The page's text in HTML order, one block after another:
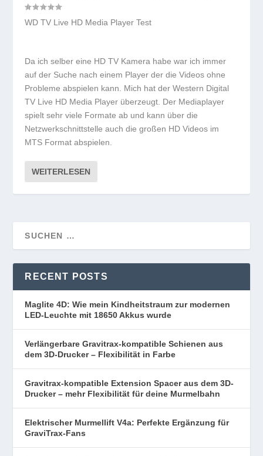
WD TV Live HD Media Player Test
Da ich selber eine HD TV Kamera habe war ich immer
auf der Suche nach einem Player der die Videos ohne
Probleme abspielen kann. Mich hat der Western Digital
TV Live HD Media Player überzeugt. Der Mediaplayer
spielt sehr viele Formate ab und kann über die
Netzwerkschnittstelle auch die großen HD Videos im
MTS Format abspielen.
WEITERLESEN
RECENT POSTS
Maglite 4D: Wie mein Kindheitstraum zur modernen
LED-Leuchte mit 18650 Akkus wurde
Verlängerbare Gravitrax-kompatible Schienen aus
dem 3D-Drucker – Flexibilität in Farbe
Gravitrax-kompatible Extension Spacer aus dem 3D-
Drucker – mehr Flexibilität für deine Murmelbahn
Elektrischer Murmellift V4a: Perfekte Ergänzung für
GraviTrax-Fans